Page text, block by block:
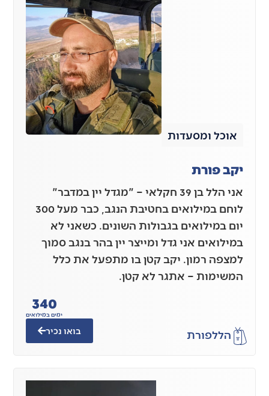
אוכל ומסעדות
יקב פורת
אני הלל בן 39 חקלאי – "מגדל יין במדבר"
לוחם במילואים בחטיבת הנגב, כבר מעל 300
יום במילואים בגבולות השונים. כשאני לא
במילואים אני גדל ומייצר יין בהר בנגב סמוך
למצפה רמון. יקב קטן בו מתפעל את כלל
המשימות – אתגר לא קטן.
הללפורת
ימים במילואים
340
בואו נכיר